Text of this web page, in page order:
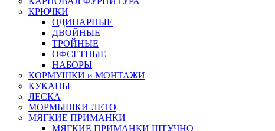
КРЮЧКИ
ОДИНАРНЫЕ
ДВОЙНЫЕ
ТРОЙНЫЕ
ОФСЕТНЫЕ
НАБОРЫ
КОРМУШКИ и МОНТАЖИ
КУКАНЫ
ЛЕСКА
МОРМЫШКИ ЛЕТО
МЯГКИЕ ПРИМАНКИ
МЯГКИЕ ПРИМАНКИ ШТУЧНО